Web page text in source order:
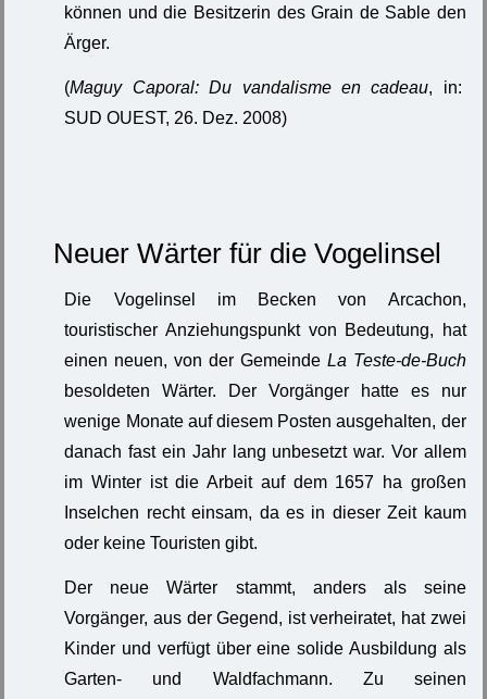
können und die Besitzerin des Grain de Sable den
Ärger.
(Maguy Caporal: Du vandalisme en cadeau, in:
SUD OUEST, 26. Dez. 2008)
Neuer Wärter für die Vogelinsel
Die Vogelinsel im Becken von Arcachon,
touristischer Anziehungspunkt von Bedeutung, hat
einen neuen, von der Gemeinde La Teste-de-Buch
besoldeten Wärter. Der Vorgänger hatte es nur
wenige Monate auf diesem Posten ausgehalten, der
danach fast ein Jahr lang unbesetzt war. Vor allem
im Winter ist die Arbeit auf dem 1657 ha großen
Inselchen recht einsam, da es in dieser Zeit kaum
oder keine Touristen gibt.
Der neue Wärter stammt, anders als seine
Vorgänger, aus der Gegend, ist verheiratet, hat zwei
Kinder und verfügt über eine solide Ausbildung als
Garten- und Waldfachmann. Zu seinen